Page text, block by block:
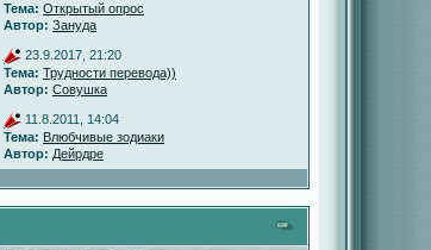
Тема: Открытый опрос
Автор: Зануда
23.9.2017, 21:20
Тема: Трудности перевода))
Автор: Совушка
11.8.2011, 14:04
Тема: Влюбчивые зодиаки
Автор: Дейрдре